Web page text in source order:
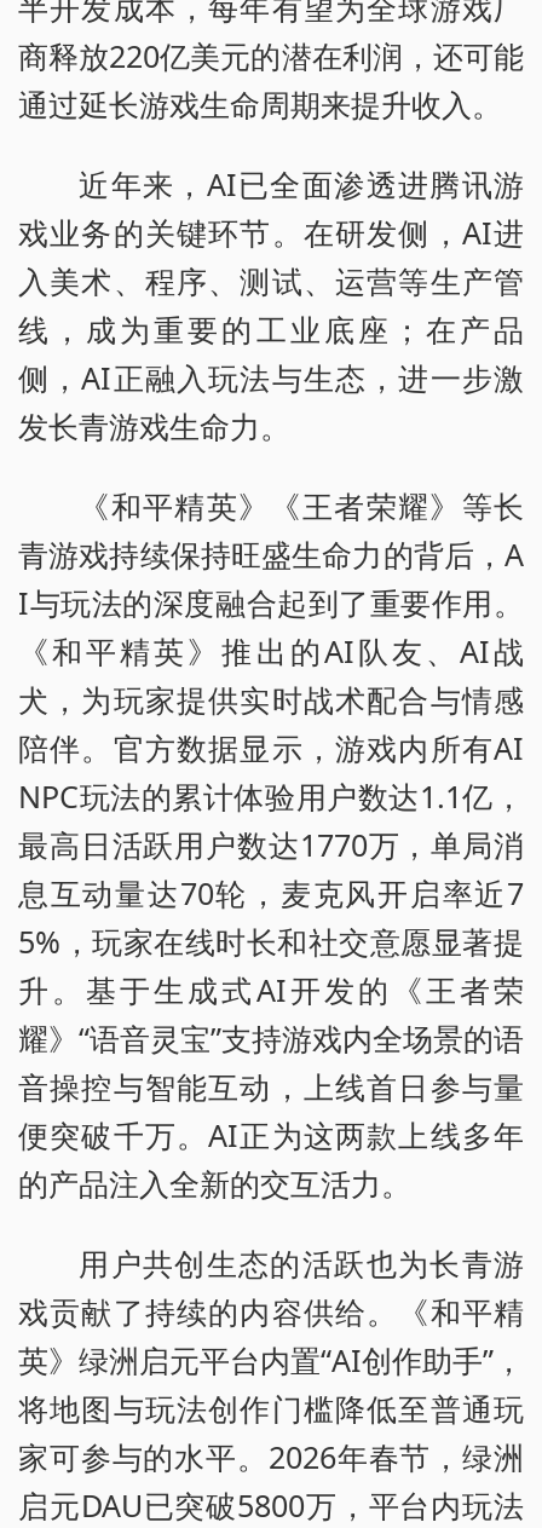
商释放220亿美元的潜在利润，还可能
通过延长游戏生命周期来提升收入。
近年来，AI已全面渗透进腾讯游
戏业务的关键环节。在研发侧，AI进
入美术、程序、测试、运营等生产管
线，成为重要的工业底座；在产品
侧，AI正融入玩法与生态，进一步激
发长青游戏生命力。
《和平精英》《王者荣耀》等长
青游戏持续保持旺盛生命力的背后，A
I与玩法的深度融合起到了重要作用。
《和平精英》推出的AI队友、AI战
犬，为玩家提供实时战术配合与情感
陪伴。官方数据显示，游戏内所有AI
NPC玩法的累计体验用户数达1.1亿，
最高日活跃用户数达1770万，单局消
息互动量达70轮，麦克风开启率近7
5%，玩家在线时长和社交意愿显著提
升。基于生成式AI开发的《王者荣
耀》“语音灵宝”支持游戏内全场景的语
音操控与智能互动，上线首日参与量
便突破千万。AI正为这两款上线多年
的产品注入全新的交互活力。
用户共创生态的活跃也为长青游
戏贡献了持续的内容供给。《和平精
英》绿洲启元平台内置“AI创作助手”，
将地图与玩法创作门槛降低至普通玩
家可参与的水平。2026年春节，绿洲
启元DAU已突破5800万，平台内玩法